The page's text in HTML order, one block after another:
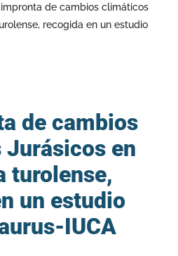
en la
turolense,
impronta de cambios climáticos
recogida en un estudio
de cambios
en
turolense,
un estudio
IUCA